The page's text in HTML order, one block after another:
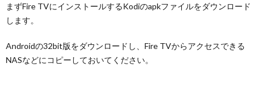
まずFire TVにインストールするKodiのapkファイルをダウンロード
します。
Androidの32bit版をダウンロードし、Fire TVからアクセスできる
NASなどにコピーしておいてください。